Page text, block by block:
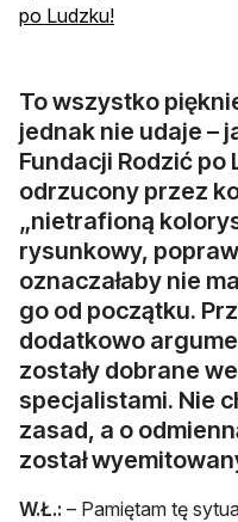
po Ludzku!otwiera się w
To wszystko
jednak nie udaje –
Fundacji Rodzić po
odrzucony przez
„nietrafioną
rysunkowy,
oznaczałaby nie
go od początku.
dodatkowo
zostały dobrane
specjalistami. Nie
zasad, a o
został
W.Ł.: – Pamiętam tę